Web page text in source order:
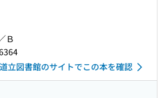
Ｂ
立図書館のサイトでこの本を確認